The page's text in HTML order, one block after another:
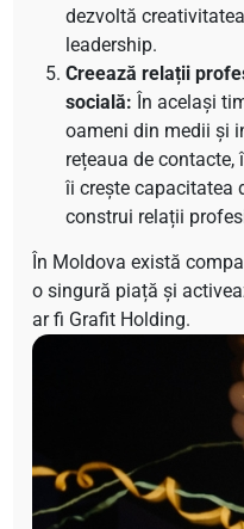
dezvoltă
leadership.
Creează relații
socială: În același
oameni din medii și
rețeaua de
îi crește capacitatea
construi relații
În Moldova există
o singură piață și
ar fi Grafit Holding.